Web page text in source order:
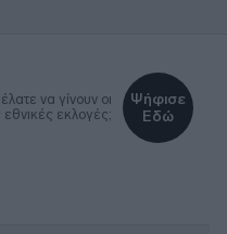
να γίνουν οι
εκλογές;
Ψήφισε
Εδώ